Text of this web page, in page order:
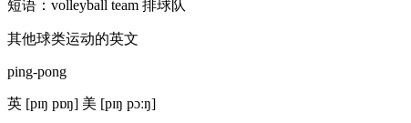
短语：volleyball team 排球队
其他球类运动的英文
ping-pong
英 [pɪŋ pɒŋ] 美 [pɪŋ pɔːŋ]